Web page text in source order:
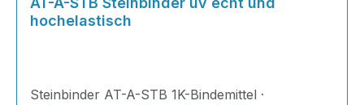
hochelastisch
Steinbinder AT-A-STB 1K-Bindemittel ·